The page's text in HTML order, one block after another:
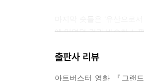
에 입었던 것과 비슷한 노
겨진다. --?「CRITICAL
출판사 리뷰
아트버스터 영화 『그랜